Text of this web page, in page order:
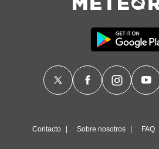
cookiesContacto Sobre nosotros FAQ